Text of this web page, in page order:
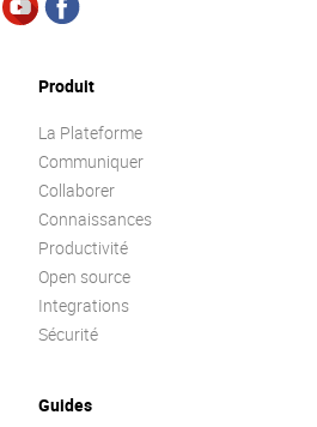
Essayez eXo
Produit
La Plateforme
Communiquer
Collaborer
Connaissances
Productivité
Open source
Integrations
Sécurité
Guides